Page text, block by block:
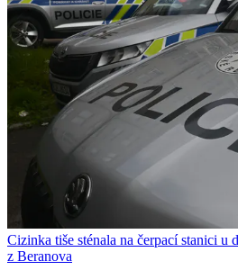
Cizinka tiše sténala na čerpací stanici u
z Beranova